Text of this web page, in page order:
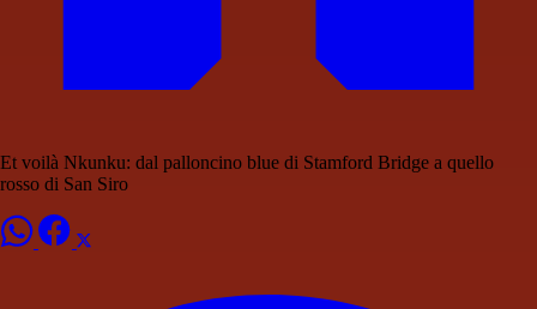
Et voilà Nkunku: dal palloncino blue di Stamford Bridge a quello
rosso di San Siro